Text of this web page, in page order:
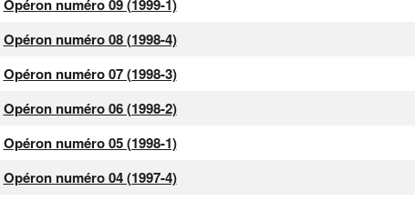
Opéron numéro 09 (1999-1)
Opéron numéro 08 (1998-4)
Opéron numéro 07 (1998-3)
Opéron numéro 06 (1998-2)
Opéron numéro 05 (1998-1)
Opéron numéro 04 (1997-4)